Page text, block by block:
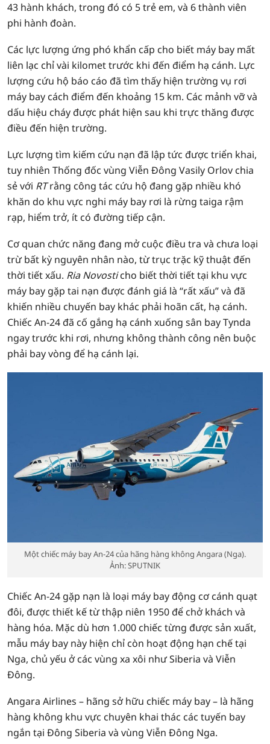
43 hành khách, trong đó có 5 trẻ em, và 6 thành viên
phi hành đoàn.
Các lực lượng ứng phó khẩn cấp cho biết máy bay mất
liên lạc chỉ vài kilomet trước khi đến điểm hạ cánh. Lực
lượng cứu hộ báo cáo đã tìm thấy hiện trường vụ rơi
máy bay cách điểm đến khoảng 15 km. Các mảnh vỡ và
dấu hiệu cháy được phát hiện sau khi trực thăng được
điều đến hiện trường.
Lực lượng tìm kiếm cứu nạn đã lập tức được triển khai,
tuy nhiên Thống đốc vùng Viễn Đông Vasily Orlov chia
sẻ với RTrằng công tác cứu hộ đang gặp nhiều khó
khăn do khu vực nghi máy bay rơi là rừng taiga rậm
rạp, hiểm trở, ít có đường tiếp cận.
Cơ quan chức năng đang mở cuộc điều tra và chưa loại
trừ bất kỳ nguyên nhân nào, từ trục trặc kỹ thuật đến
thời tiết xấu. Ria Novosticho biết thời tiết tại khu vực
máy bay gặp tai nạn được đánh giá là “rất xấu” và đã
khiến nhiều chuyến bay khác phải hoãn cất, hạ cánh.
Chiếc An-24 đã cố gắng hạ cánh xuống sân bay Tynda
ngay trước khi rơi, nhưng không thành công nên buộc
phải bay vòng để hạ cánh lại.
Một chiếc máy bay An-24 của hãng hàng không Angara (Nga).
Ảnh: SPUTNIK
Chiếc An-24 gặp nạn là loại máy bay động cơ cánh quạt
đôi, được thiết kế từ thập niên 1950 để chở khách và
hàng hóa. Mặc dù hơn 1.000 chiếc từng được sản xuất,
mẫu máy bay này hiện chỉ còn hoạt động hạn chế tại
Nga, chủ yếu ở các vùng xa xôi như Siberia và Viễn
Đông.
Angara Airlines – hãng sở hữu chiếc máy bay – là hãng
hàng không khu vực chuyên khai thác các tuyến bay
ngắn tại Đông Siberia và vùng Viễn Đông Nga.